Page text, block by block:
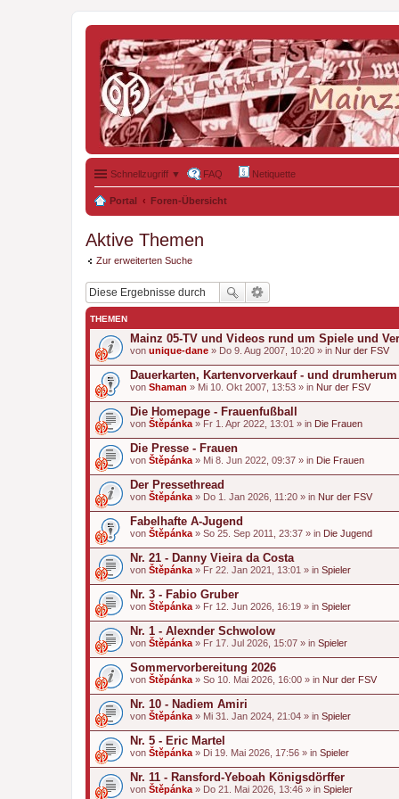
Schnellzugriff ▼ FAQ Netiquette
Portal Foren-Übersicht
Aktive Themen
Zur erweiterten Suche
THEMEN
Mainz 05-TV und Videos rund um Spiele und
von unique-dane » Do 9. Aug 2007, 10:20 » in Nur der FSV
Dauerkarten, Kartenvorverkauf - und drumherum
von Shaman » Mi 10. Okt 2007, 13:53 » in Nur der FSV
Die Homepage - Frauenfußball
von Štěpánka » Fr 1. Apr 2022, 13:01 » in Die Frauen
Die Presse - Frauen
von Štěpánka » Mi 8. Jun 2022, 09:37 » in Die Frauen
Der Pressethread
von Štěpánka » Do 1. Jan 2026, 11:20 » in Nur der FSV
Fabelhafte A-Jugend
von Štěpánka » So 25. Sep 2011, 23:37 » in Die Jugend
Nr. 21 - Danny Vieira da Costa
von Štěpánka » Fr 22. Jan 2021, 13:01 » in Spieler
Nr. 3 - Fabio Gruber
von Štěpánka » Fr 12. Jun 2026, 16:19 » in Spieler
Nr. 1 - Alexnder Schwolow
von Štěpánka » Fr 17. Jul 2026, 15:07 » in Spieler
Sommervorbereitung 2026
von Štěpánka » So 10. Mai 2026, 16:00 » in Nur der FSV
Nr. 10 - Nadiem Amiri
von Štěpánka » Mi 31. Jan 2024, 21:04 » in Spieler
Nr. 5 - Eric Martel
von Štěpánka » Di 19. Mai 2026, 17:56 » in Spieler
Nr. 11 - Ransford-Yeboah Königsdörffer
von Štěpánka » Do 21. Mai 2026, 13:46 » in Spieler